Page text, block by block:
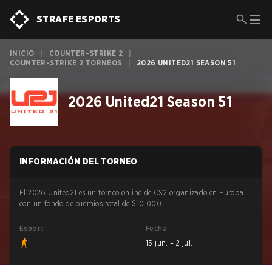
STRAFE ESPORTS
INICIO COUNTER-STRIKE 2
COUNTER-STRIKE 2 TORNEOS
2026 UNITED21 SEASON 51
2026 United21 Season 51
INFORMACIÓN DEL TORNEO
El 2026 United21 es un torneo online de CS2 organizado en Europa
con un fondo de premios total de $10,000.
Esport
Fecha
15 jun. – 2 jul.